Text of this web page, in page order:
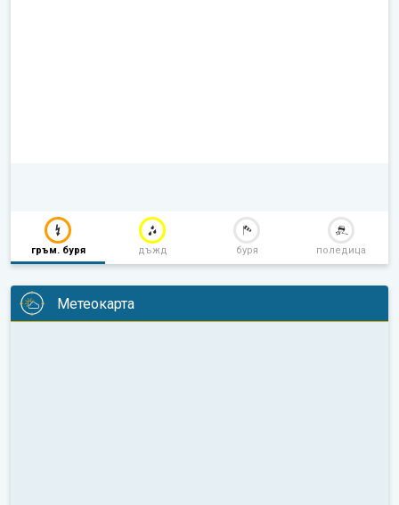
гръм. буря дъжд буря поледица
Метеокарта